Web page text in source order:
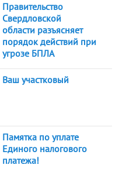
Правительство
Свердловской
области разъясняет
порядок действий при
угрозе БПЛА
Ваш участковый
Памятка по уплате
Единого налогового
платежа!